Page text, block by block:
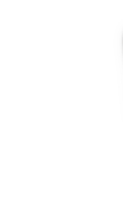
Plantilla
Soporta los
Almohadilla